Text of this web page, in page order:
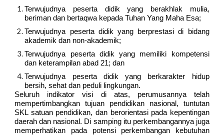
Terwujudnya peserta didik yang berakhlak mulia,
beriman dan bertaqwa kepada Tuhan Yang Maha Esa;
Terwujudnya peserta didik yang berprestasi di bidang
akademik dan non-akademik;
Terwujudnya peserta didik yang memiliki kompetensi
dan keterampilan abad 21; dan
Terwujudnya peserta didik yang berkarakter hidup
bersih, sehat dan peduli lingkungan.
Seluruh indikator visi di atas, perumusannya telah
mempertimbangkan tujuan pendidikan nasional, tuntutan
SKL satuan pendidikan, dan berorientasi pada kepentingan
daerah dan nasional. Di samping itu perkembangannya juga
memperhatikan pada potensi perkembangan kebutuhan